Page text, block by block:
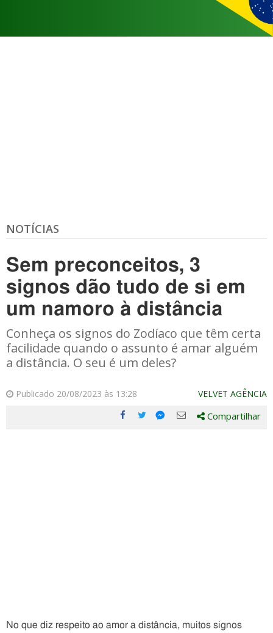
NOTÍCIAS
Sem preconceitos, 3
signos dão tudo de si em
um namoro à distância
Conheça os signos do Zodíaco que têm certa
facilidade quando o assunto é amar alguém
a distância. O seu é um deles?
Publicado 20/08/2023 às 13:28 VELVET AGÊNCIA
Compartilhe
Compartilhe
Compartilhe
Compartilhe
Compartilhar
No que diz respeito ao amor a distância, muitos signos